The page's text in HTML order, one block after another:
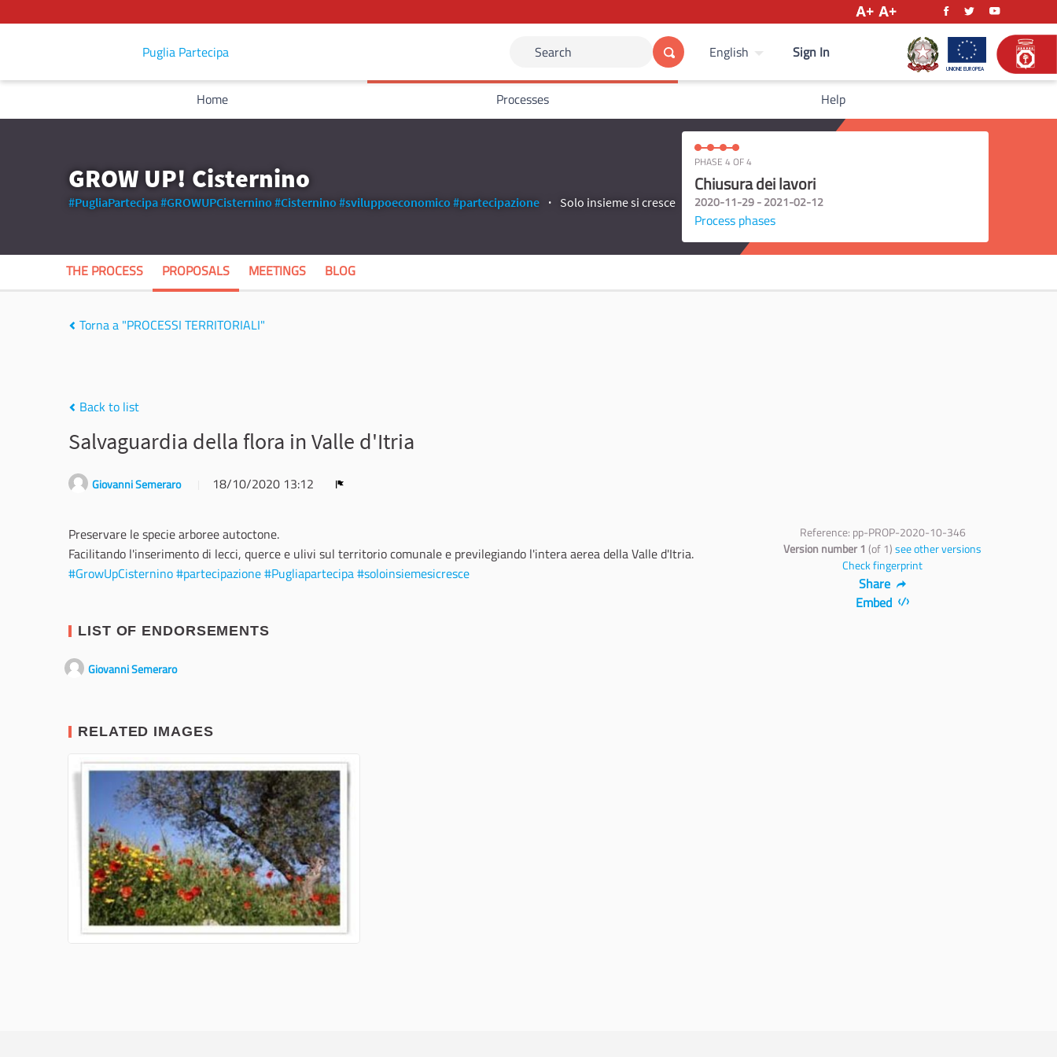
Puglia Partecipa Search English Sign In
Home Processes Help
GROW UP! Cisternino
#PugliaPartecipa#GROWUPCisternino #Cisternino #sviluppoeconomico #partecipazione Solo insieme si cresce
PHASE 4 OF 4
Chiusura dei lavori
2020-11-29 - 2021-02-12
Process phases
THE PROCESS PROPOSALS MEETINGS BLOG
Torna a "PROCESSI TERRITORIALI"
Back to list
Salvaguardia della flora in Valle d'Itria
Giovanni Semeraro 18/10/2020 13:12
Preservare le specie arboree autoctone.
Facilitando l'inserimento di lecci, querce e ulivi sul territorio comunale e previlegiando l'intera aerea della Valle d'Itria.
#GrowUpCisternino#partecipazione#Pugliapartecipa#soloinsiemesicresce
LIST OF ENDORSEMENTS
Giovanni Semeraro
Reference: pp-PROP-2020-10-346
Version number 1 (of 1)see other versions
Check fingerprint
Share
Embed
RELATED IMAGES